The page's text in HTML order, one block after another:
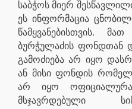
საბჭოს მიერ
ეს ინფორმაცია
წამყვანებისთვის.
ბურჭულაძის ფონდთან
გამოძიება არ იყო
ან მისი ფონდის
არ იყო
მსჯავრდებული